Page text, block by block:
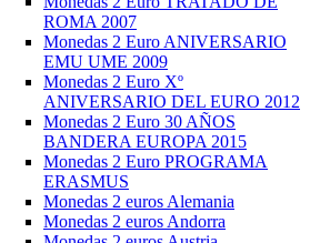
ROMA 2007
Monedas 2 Euro ANIVERSARIO
EMU UME 2009
Monedas 2 Euro Xº
ANIVERSARIO DEL EURO 2012
Monedas 2 Euro 30 AÑOS
BANDERA EUROPA 2015
Monedas 2 Euro PROGRAMA
ERASMUS
Monedas 2 euros Alemania
Monedas 2 euros Andorra